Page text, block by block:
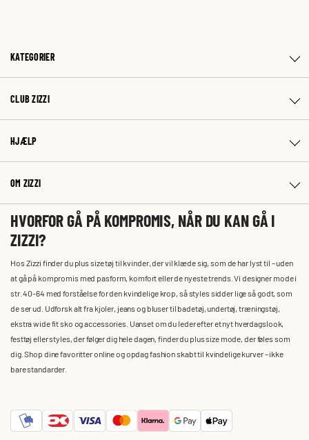
KATEGORIER
CLUB ZIZZI
HJÆLP
OM ZIZZI
HVORFOR GÅ PÅ KOMPROMIS, NÅR DU KAN GÅ I
ZIZZI?
Hos Zizzi finder du plus size tøj til kvinder, der vil klæde sig, som de har lyst til – uden
at gå på kompromis med pasform, komfort eller de nyeste trends. Vi designer mode i
str. 40-64 med forståelse for den kvindelige krop, så styles sidder lige så godt, som
de ser ud. Udforsk alt fra kjoler, jeans og bluser til badetøj, undertøj, træningstøj,
ekstra wide fit sko og accessories. Uanset om du leder efter et nyt hverdagslook,
festtøj eller styles, der følger dig hele dagen, finder du plus size mode, der føles som
dig. Shop dine favoritter online og opdag fashion skabt til kvindelige kurver – ikke
bare standarder.